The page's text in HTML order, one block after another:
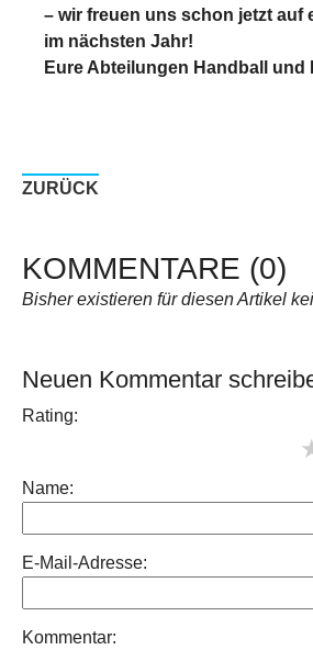
– wir freuen uns schon jetzt auf
im nächsten Jahr!
Eure Abteilungen Handball und
ZURÜCK
KOMMENTARE (0)
Bisher existieren für diesen Artikel
Neuen Kommentar
Rating:
Name:
E-Mail-Adresse:
Kommentar: